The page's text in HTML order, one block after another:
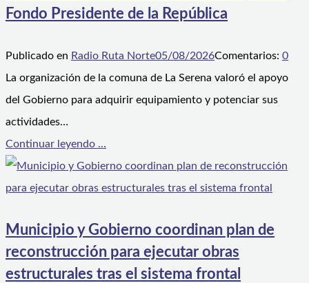
Fondo Presidente de la República
Publicado en Radio Ruta Norte05/08/2026Comentarios: 0
La organización de la comuna de La Serena valoró el apoyo
del Gobierno para adquirir equipamiento y potenciar sus
actividades…
Continuar leyendo ...
Municipio y Gobierno coordinan plan de
reconstrucción para ejecutar obras
estructurales tras el sistema frontal